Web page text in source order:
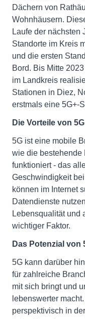
Dächern von
Wohnhäusern.
Laufe der nächsten
Standorte im Kreis
und die ersten
Bord. Bis Mitte
im Landkreis
Stationen in Diez,
erstmals eine 5G+-
Die Vorteile von 5G
5G ist eine mobile
wie die bestehende
funktioniert - das
Geschwindigkeit
können im Internet
Datendienste
Lebensqualität und
wichtiger Faktor.
Das Potenzial von
5G kann darüber
für zahlreiche
mit sich bringt und
lebenswerter
perspektivisch in